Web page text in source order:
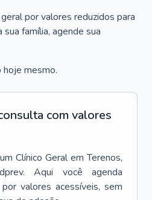
por valores reduzidos para
sua família, agende sua
hoje mesmo.
com valores
Clínico Geral em Terenos,
Aqui você agenda
valores acessíveis, sem